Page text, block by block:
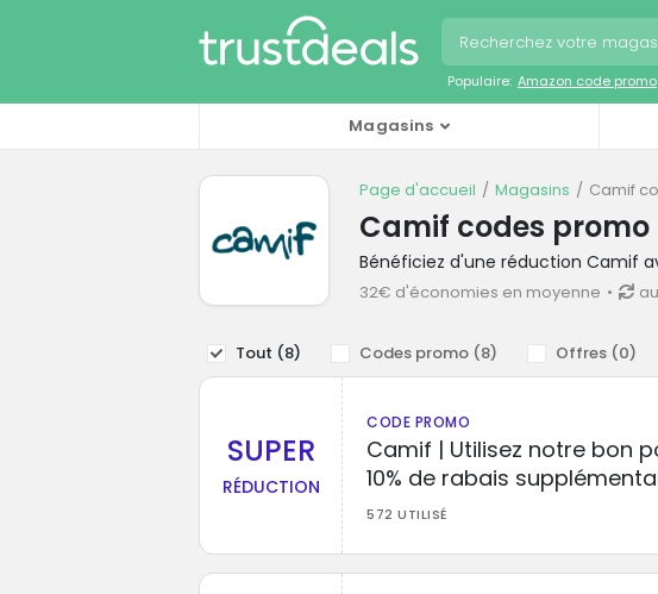
Populaire: Amazon code promo
Magasins
Page d'accueil Magasins Camif
Camif codes promo
Bénéficiez d'une réduction Camif
32€ d'économies en moyenne
Tout (8) Codes promo (8) Offres (0)
SUPER
RÉDUCTION
CODE PROMO
Camif | Utilisez notre bon
10% de rabais
572 UTILISÉ